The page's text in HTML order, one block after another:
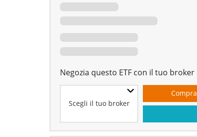
Negozia questo ETF con il tuo broker
Scegli il tuo broker
Compra